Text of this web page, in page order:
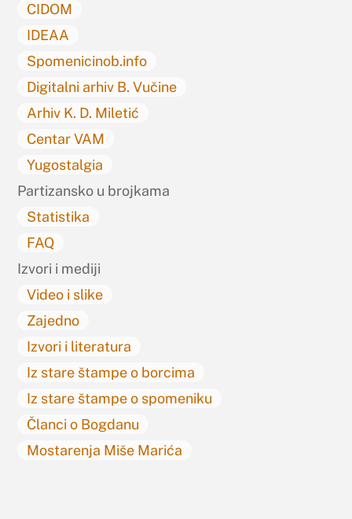
CIDOM
IDEAA
Spomenicinob.info
Digitalni arhiv B. Vučine
Arhiv K. D. Miletić
Centar VAM
Yugostalgia
Partizansko u brojkama
Statistika
FAQ
Izvori i mediji
Video i slike
Zajedno
Izvori i literatura
Iz stare štampe o borcima
Iz stare štampe o spomeniku
Članci o Bogdanu
Mostarenja Miše Marića